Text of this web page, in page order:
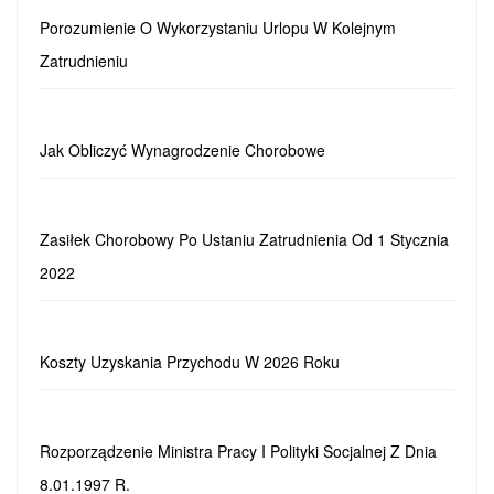
Porozumienie O Wykorzystaniu Urlopu W Kolejnym
Zatrudnieniu
Jak Obliczyć Wynagrodzenie Chorobowe
Zasiłek Chorobowy Po Ustaniu Zatrudnienia Od 1 Stycznia
2022
Koszty Uzyskania Przychodu W 2026 Roku
Rozporządzenie Ministra Pracy I Polityki Socjalnej Z Dnia
8.01.1997 R.